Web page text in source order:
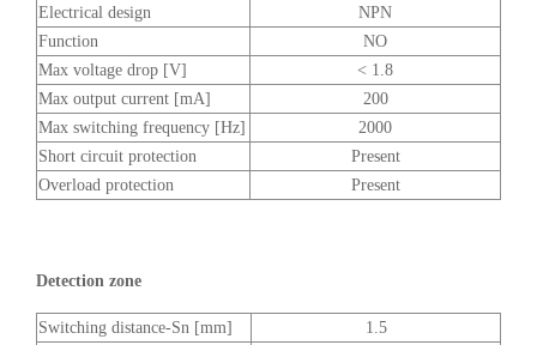
Electrical design
NPN
Function
NO
Max voltage drop [V]
< 1.8
Max output current [mA]
200
Max switching frequency [Hz]
2000
Short circuit protection
Present
Overload protection
Present
Detection zone
Switching distance-Sn [mm]
1.5